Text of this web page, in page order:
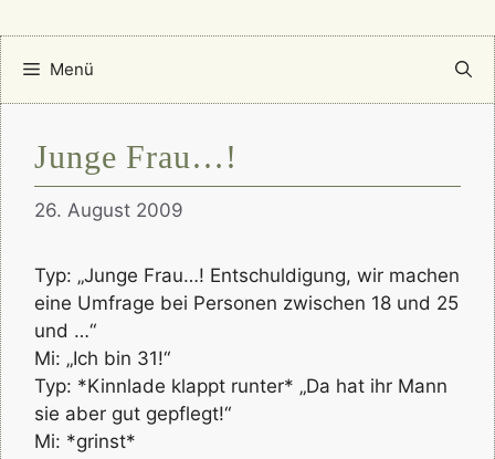
Menü
Junge Frau…!
26. August 2009
Typ: „Junge Frau…! Entschuldigung, wir machen
eine Umfrage bei Personen zwischen 18 und 25
und …“
Mi: „Ich bin 31!“
Typ: *Kinnlade klappt runter* „Da hat ihr Mann
sie aber gut gepflegt!“
Mi: *grinst*